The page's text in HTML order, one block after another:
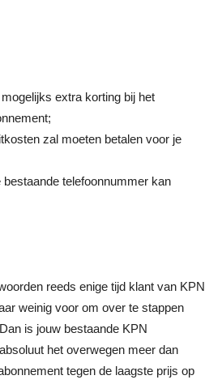
extra korting bij het
zal moeten betalen voor je
telefoonnummer kan
reeds enige tijd klant van KPN
weinig voor om over te stappen
is jouw bestaande KPN
het overwegen meer dan
tegen de laagste prijs op